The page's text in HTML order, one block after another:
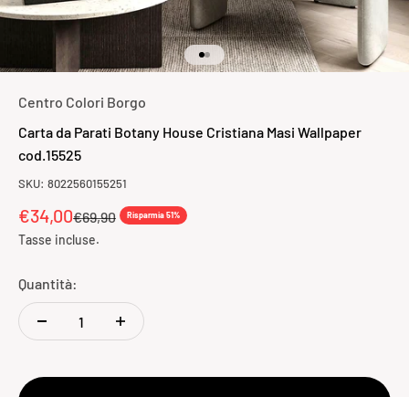
Vai all'articolo 1
Vai all'articolo 2
Centro Colori Borgo
Carta da Parati Botany House Cristiana Masi Wallpaper
cod.15525
SKU: 8022560155251
Prezzo scontato
€34,00Prezzo
€69,90 Risparmia 51%
Tasse incluse.
Quantità: